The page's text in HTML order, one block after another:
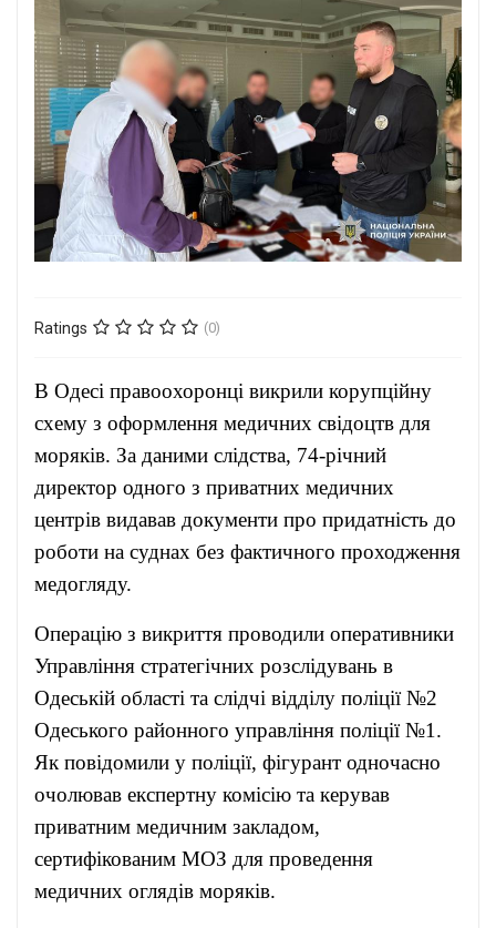
Ratings (0)
В Одесі правоохоронці викрили корупційну
схему з оформлення медичних свідоцтв для
моряків. За даними слідства, 74-річний
директор одного з приватних медичних
центрів видавав документи про придатність до
роботи на суднах без фактичного проходження
медогляду.
Операцію з викриття проводили оперативники
Управління стратегічних розслідувань в
Одеській області та слідчі відділу поліції №2
Одеського районного управління поліції №1.
Як повідомили у поліції, фігурант одночасно
очолював експертну комісію та керував
приватним медичним закладом,
сертифікованим МОЗ для проведення
медичних оглядів моряків.